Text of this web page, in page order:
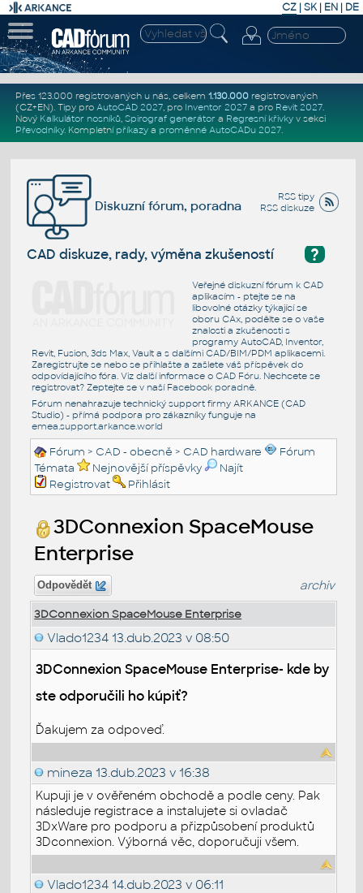
CZ | SK| EN | DE
Přes 123.000 registrovaných u nás, celkem 1.130.000registrovaných
(CZ+EN). Tipy pro AutoCAD 2027, pro Inventor 2027a pro Revit 2027.
Nový Kalkulátor nosníků, Spirograf generátor a Regresní křivkyv sekci
Převodníky. Kompletní příkazya proměnné AutoCADu 2027.
RSS tipy
RSS diskuze
Diskuzní fórum, poradna
?
CAD diskuze, rady, výměna zkušeností
Veřejné diskuzní fórum k CAD
aplikacím - ptejte se na
libovolné otázky týkající se
oboru CAx, podělte se o vaše
znalosti a zkušenosti s
programy AutoCAD, Inventor,
Revit, Fusion, 3ds Max, Vault a s dalšími CAD/BIM/PDM aplikacemi.
Zaregistrujte se nebo se přihlašte a zašlete váš příspěvek do
odpovídajícího fóra. Viz další informace o CAD Fóru. Nechcete se
registrovat? Zeptejte se v naší Facebook poradně.
Fórum nenahrazuje technický support firmy ARKANCE (CAD
Studio) - přímá podpora pro zákazníky funguje na
emea.support.arkance.world
Fórum > CAD - obecně > CAD hardware
Fórum
Témata
Nejnovější příspěvky
Najít
Registrovat
Přihlásit
3DConnexion SpaceMouse
Enterprise
Odpovědět archiv
3DConnexion SpaceMouse Enterprise
Vlado1234 13.dub.2023 v 08:50
3DConnexion SpaceMouse Enterprise- kde by
ste odporučili ho kúpiť?
Ďakujem za odpoveď.
mineza 13.dub.2023 v 16:38
Kupuji je v ověřeném obchodě a podle ceny. Pak
následuje registrace a instalujete si ovladač
3DxWare pro podporu a přizpůsobení produktů
3Dconnexion. Výborná věc, doporučuji všem.
Vlado1234 14.dub.2023 v 06:11